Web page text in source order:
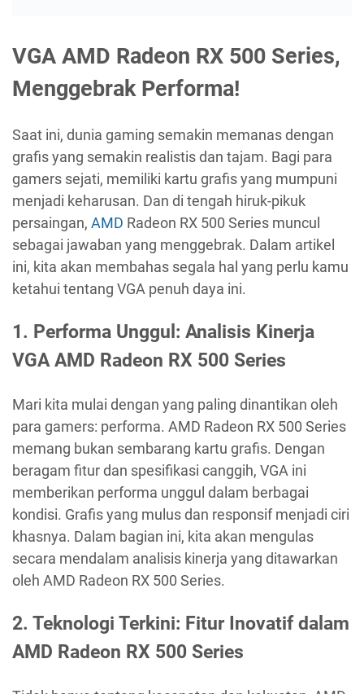
VGA AMD Radeon RX 500 Series,
Menggebrak Performa!
Saat ini, dunia gaming semakin memanas dengan
grafis yang semakin realistis dan tajam. Bagi para
gamers sejati, memiliki kartu grafis yang mumpuni
menjadi keharusan. Dan di tengah hiruk-pikuk
persaingan, AMD Radeon RX 500 Series muncul
sebagai jawaban yang menggebrak. Dalam artikel
ini, kita akan membahas segala hal yang perlu kamu
ketahui tentang VGA penuh daya ini.
1. Performa Unggul: Analisis Kinerja
VGA AMD Radeon RX 500 Series
Mari kita mulai dengan yang paling dinantikan oleh
para gamers: performa. AMD Radeon RX 500 Series
memang bukan sembarang kartu grafis. Dengan
beragam fitur dan spesifikasi canggih, VGA ini
memberikan performa unggul dalam berbagai
kondisi. Grafis yang mulus dan responsif menjadi ciri
khasnya. Dalam bagian ini, kita akan mengulas
secara mendalam analisis kinerja yang ditawarkan
oleh AMD Radeon RX 500 Series.
2. Teknologi Terkini: Fitur Inovatif dalam
AMD Radeon RX 500 Series